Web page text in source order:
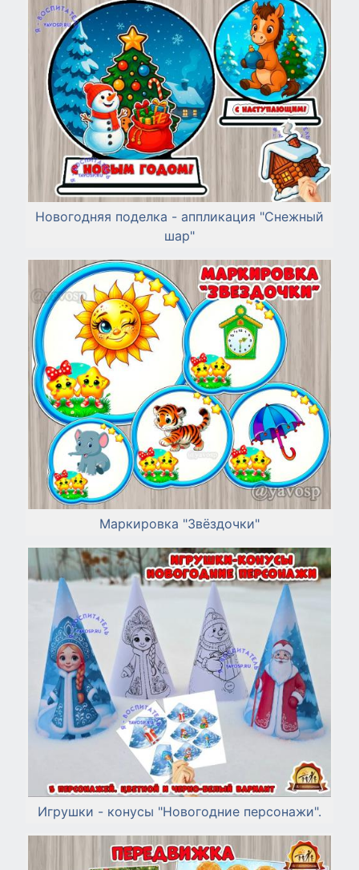
Новогодняя поделка - аппликация "Снежный
шар"
Маркировка "Звёздочки"
Игрушки - конусы "Новогодние персонажи".